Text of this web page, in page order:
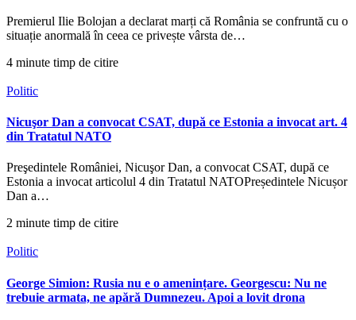
Premierul Ilie Bolojan a declarat marți că România se confruntă cu o
situație anormală în ceea ce privește vârsta de…
4 minute timp de citire
Politic
Nicuşor Dan a convocat CSAT, după ce Estonia a invocat art. 4
din Tratatul NATO
Preşedintele României, Nicuşor Dan, a convocat CSAT, după ce
Estonia a invocat articolul 4 din Tratatul NATOPreședintele Nicușor
Dan a…
2 minute timp de citire
Politic
George Simion: Rusia nu e o amenințare. Georgescu: Nu ne
trebuie armata, ne apără Dumnezeu. Apoi a lovit drona